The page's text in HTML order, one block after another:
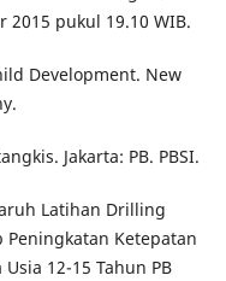
pukul 19.10 WIB.
Development. New
Jakarta: PB. PBSI.
Latihan Drilling
Peningkatan Ketepatan
12-15 Tahun PB